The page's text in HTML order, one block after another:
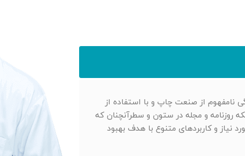
نامفهوم از صنعت چاپ و با استفاده از
روزنامه و مجله در ستون و سطرآنچنان که
نیاز و کاربردهای متنوع با هدف بهبود